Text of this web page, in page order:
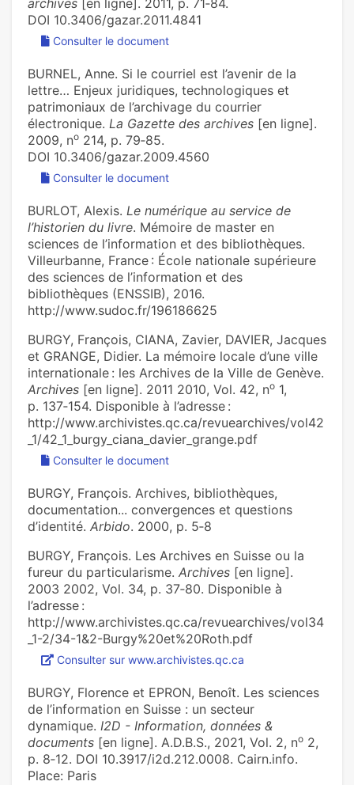
archives [en ligne]. 2011, p. 71‑84.
DOI 10.3406/gazar.2011.4841
Consulter le document
BURNEL, Anne. Si le courriel est l’avenir de la
lettre… Enjeux juridiques, technologiques et
patrimoniaux de l’archivage du courrier
électronique. La Gazette des archives [en ligne].
2009, no 214, p. 79‑85.
DOI 10.3406/gazar.2009.4560
Consulter le document
BURLOT, Alexis. Le numérique au service de
l’historien du livre. Mémoire de master en
sciences de l’information et des bibliothèques.
Villeurbanne, France : École nationale supérieure
des sciences de l’information et des
bibliothèques (ENSSIB), 2016.
http://www.sudoc.fr/196186625
BURGY, François, CIANA, Zavier, DAVIER, Jacques
et GRANGE, Didier. La mémoire locale d’une ville
internationale : les Archives de la Ville de Genève.
Archives [en ligne]. 2011 2010, Vol. 42, no 1,
p. 137‑154. Disponible à l’adresse :
http://www.archivistes.qc.ca/revuearchives/vol42
_1/42_1_burgy_ciana_davier_grange.pdf
Consulter le document
BURGY, François. Archives, bibliothèques,
documentation... convergences et questions
d’identité. Arbido. 2000, p. 5‑8
BURGY, François. Les Archives en Suisse ou la
fureur du particularisme. Archives [en ligne].
2003 2002, Vol. 34, p. 37‑80. Disponible à
l’adresse :
http://www.archivistes.qc.ca/revuearchives/vol34
_1-2/34-1&2-Burgy%20et%20Roth.pdf
Consulter sur www.archivistes.qc.ca
BURGY, Florence et EPRON, Benoît. Les sciences
de l’information en Suisse : un secteur
dynamique. I2D - Information, données &
documents [en ligne]. A.D.B.S., 2021, Vol. 2, no 2,
p. 8‑12. DOI 10.3917/i2d.212.0008. Cairn.info.
Place: Paris